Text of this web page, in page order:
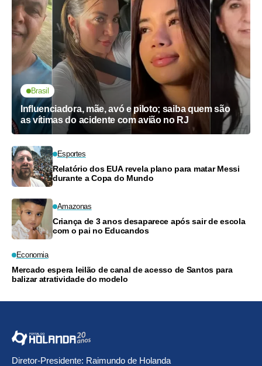
Brasil
Influenciadora, mãe, avó e piloto; saiba quem são
as vítimas do acidente com avião no RJ
Esportes
Relatório dos EUA revela plano para matar Messi
durante a Copa do Mundo
Amazonas
Criança de 3 anos desaparece após sair de escola
com o pai no Educandos
Economia
Mercado espera leilão de canal de acesso de Santos para
balizar atratividade do modelo
Diretor-Presidente: Raimundo de Holanda